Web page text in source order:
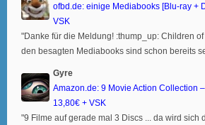
ofbd.de: einige Mediabooks [Blu-ray +
VSK
"Danke für die Meldung! :thump_up: Children
den besagten Mediabooks sind schon bereits
Gyre
Amazon.de: 9 Movie Action Collection
13,80€ + VSK
"9 Filme auf gerade mal 3 Discs ... da wird sich